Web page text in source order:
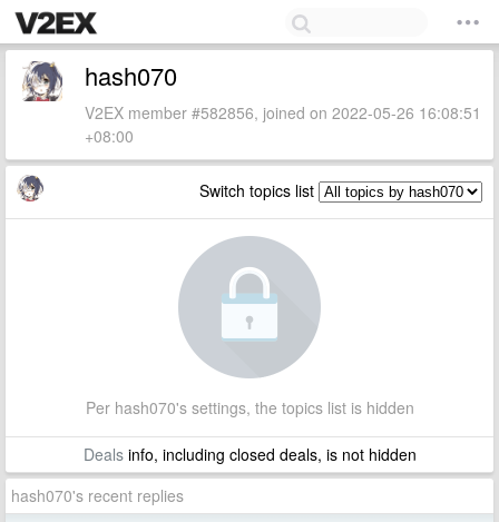
hash070
V2EX member #582856, joined on 2022-05-26 16:08:51
+08:00
Switch topics list
Per hash070's settings, the topics list is hidden
Dealsinfo, including closed deals, is not hidden
hash070's recent replies